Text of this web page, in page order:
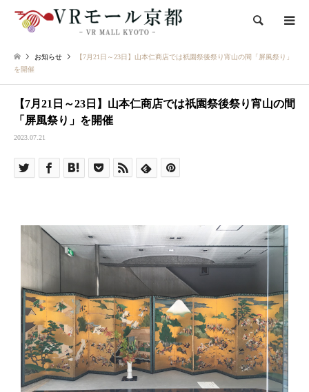
検索
お知らせ
【7月21日～23日】山本仁商店では祇園祭後祭り宵山の間「屏風祭り」
を開催
【7月21日～23日】山本仁商店では祇園祭後祭り宵山の間
「屏風祭り」を開催
2023.07.21